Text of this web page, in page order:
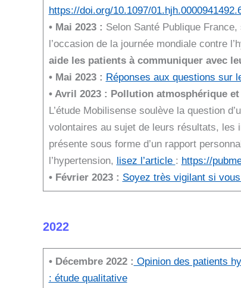
https://doi.org/10.1097/
• Mai 2023 : Selon Santé Publique
l’occasion de la journée mondiale contre
aide les patients à communiquer avec
• Mai 2023 : Réponses aux questions sur
• Avril 2023 : Pollution atmosphérique
L’étude Mobilisense soulève la question
volontaires au sujet de leurs résultats, les
présente sous forme d’un rapport
l’hypertension, lisez l’article : https://
• Février 2023 : Soyez très vigilant si
2022
• Décembre 2022 : Opinion des patients
: étude qualitative